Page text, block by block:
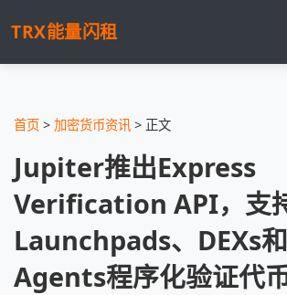
TRX能量闪租
首页 > 加密货币资讯 > 正文
Jupiter推出Express
Verification API，支
Launchpads、DEXs
Agents程序化验证代